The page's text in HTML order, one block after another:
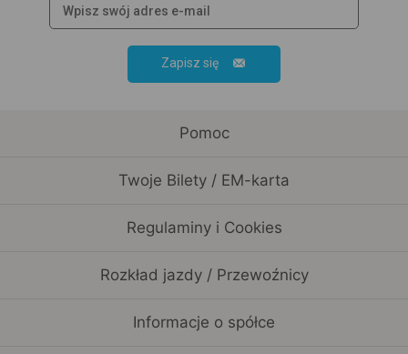
Zapisz się
Pomoc
Twoje Bilety / EM-karta
Regulaminy i Cookies
Rozkład jazdy / Przewoźnicy
Informacje o spółce